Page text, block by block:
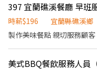
適合這份工作，避免彼此都感到挫折。 如果你
工作，而是一個願意一起學
你。
無經驗者請懷抱不怕忙碌
同仁，無內外場之分(也不
我們一起解決，不需要害怕犯錯 每年調整薪資 ※上班著
397 宜蘭礁溪餐廳 早班
時薪$196
宜蘭縣礁溪鄉
製作美味餐點 親切服務顧
美式BBQ餐飲服務人員